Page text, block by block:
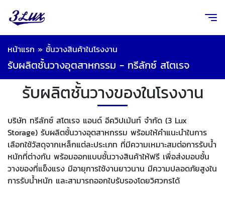
หน้าแรก » ชั้นวางสินค้าในโรงงาน
รับผลิตชั้นวางอุตสาหกรรม - ทรีลักซ์ สโตเรจ
รับผลิตชั้นวางของในโรงงาน
บริษัท ทรีลักซ์ สโตเรจ แอนด์ อีควิปเม้นท์ จำกัด (3 Lux
Storage) รับผลิตชั้นวางอุตสาหกรรม พร้อมให้คำแนะนำในการ
เลือกใช้วัสดุจากเหล็กแต่ละประเภท ที่มีความเหมาะสมต่อการรับน้ำ
หนักที่ต่างกัน พร้อมออกแบบชั้นวางสินค้าให้ฟรี เพื่อส่งมอบชั้น
วางของที่แข็งแรง มีอายุการใช้งานยาวนาน มีความปลอดภัยสูงใน
การรับน้ำหนัก และสามารถออกใบรับรองโดยวิศวกรได้